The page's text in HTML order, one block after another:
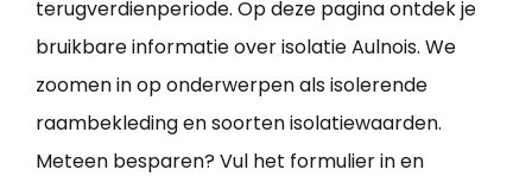
terugverdienperiode. Op deze pagina ontdek je
bruikbare informatie over isolatie Aulnois. We
zoomen in op onderwerpen als isolerende
raambekleding en soorten isolatiewaarden.
Meteen besparen? Vul het formulier in en